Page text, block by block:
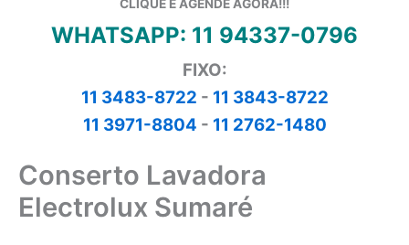
CLIQUE E AGENDE AGORA!!!
WHATSAPP: 11 94337-0796
FIXO:
11 3483-8722 - 11 3843-8722
11 3971-8804 - 11 2762-1480
Conserto Lavadora
Electrolux Sumaré